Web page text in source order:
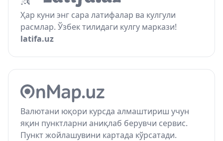
Ҳар куни энг сара латифалар ва кулгули
расмлар. Ўзбек тилидаги кулгу маркази!
latifa.uz
Валютани юқори курсда алмаштириш учун
яқин пунктларни аниқлаб берувчи сервис.
Пункт жойлашувини картада кўрсатади.